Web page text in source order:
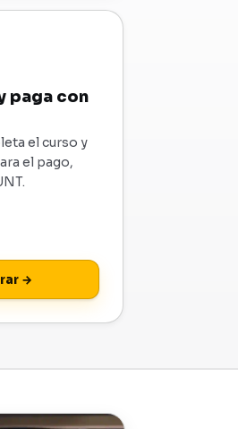
paga con
el curso y
el pago,
→